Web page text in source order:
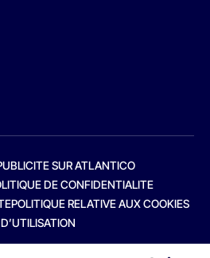
SUR ATLANTICO
DE CONFIDENTIALITE
POLITIQUE RELATIVE AUX COOKIES